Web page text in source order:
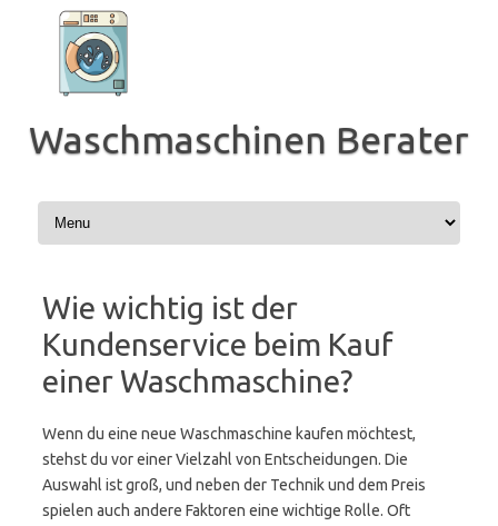
Inhalt
springen
Waschmaschinen Berater
Wie wichtig ist der
Kundenservice beim Kauf
einer Waschmaschine?
Wenn du eine neue Waschmaschine kaufen möchtest,
stehst du vor einer Vielzahl von Entscheidungen. Die
Auswahl ist groß, und neben der Technik und dem Preis
spielen auch andere Faktoren eine wichtige Rolle. Oft